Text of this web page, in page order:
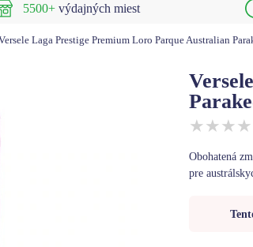
5500+výdajných miest
Laga Prestige Premium Loro Parque Australian
★★★★
Obohatená
pre